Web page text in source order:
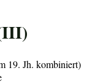
19. Jh. kombiniert)